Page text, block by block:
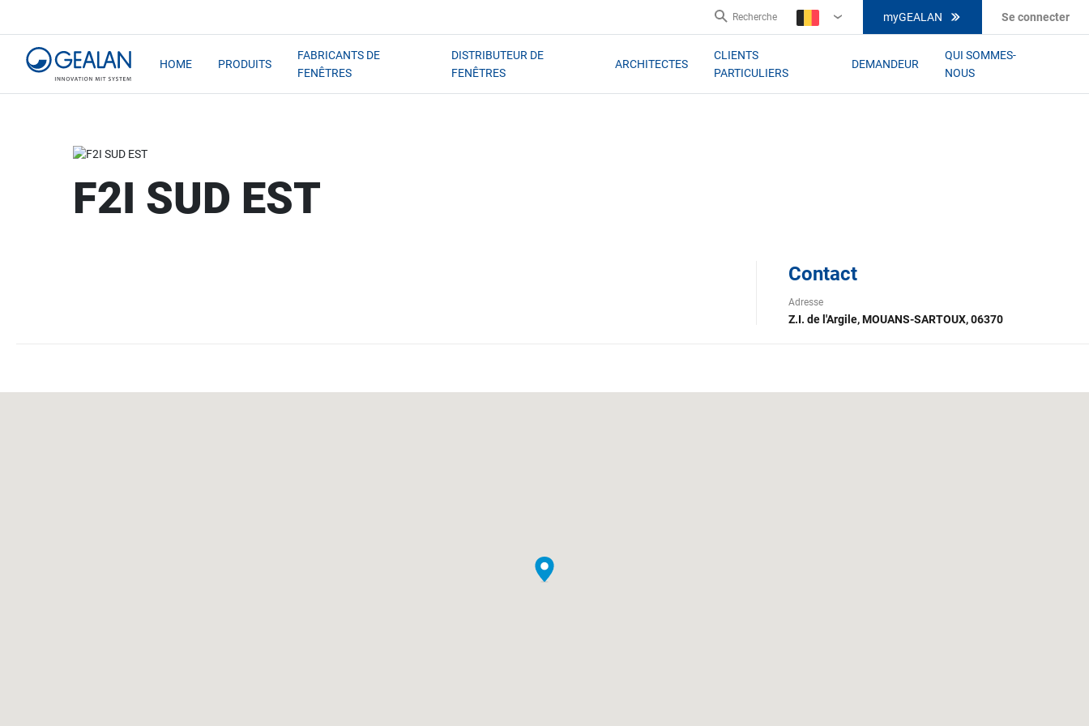
Recherche
BE-
myGEALAN Se connecter
HOME PRODUITS
FABRICANTS DE
FENÊTRES
DISTRIBUTEUR DE
FENÊTRES
ARCHITECTES
CLIENTS
PARTICULIERS
DEMANDEUR
QUI SOMMES-
NOUS
F2I SUD EST
Contact
Adresse
Z.I. de l'Argile, MOUANS-SARTOUX, 06370